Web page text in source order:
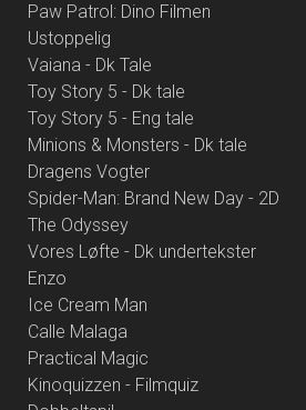
Paw Patrol: Dino Filmen
Ustoppelig
Vaiana - Dk Tale
Toy Story 5 - Dk tale
Toy Story 5 - Eng tale
Minions & Monsters - Dk tale
Dragens Vogter
Spider-Man: Brand New Day - 2D
The Odyssey
Vores Løfte - Dk undertekster
Enzo
Ice Cream Man
Calle Malaga
Practical Magic
Kinoquizzen - Filmquiz